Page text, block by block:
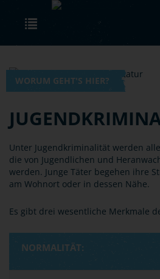
Skip to main content
WORUM GEHT'S HIER?
Unter Jugendkriminalität werden
die von Jugendlichen und
werden. Junge Täter begehen ihre
am Wohnort oder in dessen Nähe.
Es gibt drei wesentliche Merkmale
NORMALITÄT: